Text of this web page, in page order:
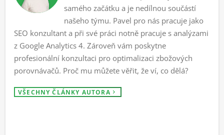
samého začátku a je nedílnou součástí
našeho týmu. Pavel pro nás pracuje jako
SEO konzultant a při své práci notně pracuje s analýzami
z Google Analytics 4. Zároveň vám poskytne
profesionální konzultaci pro optimalizaci zbožových
porovnávačů. Proč mu můžete věřit, že ví, co dělá?
VŠECHNY ČLÁNKY AUTORA